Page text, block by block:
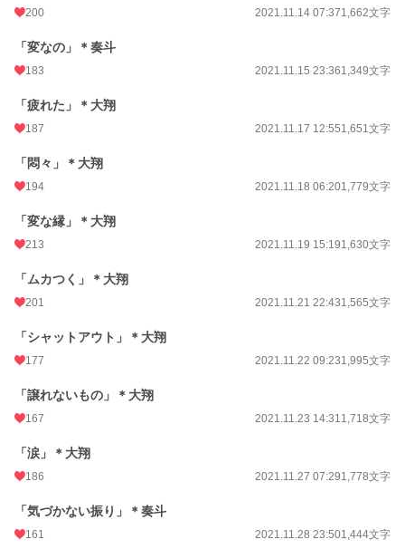
200 2021.11.14 07:371,662文字
「変なの」＊奏斗
183 2021.11.15 23:361,349文字
「疲れた」＊大翔
187 2021.11.17 12:551,651文字
「悶々」＊大翔
194 2021.11.18 06:201,779文字
「変な縁」＊大翔
213 2021.11.19 15:191,630文字
「ムカつく」＊大翔
201 2021.11.21 22:431,565文字
「シャットアウト」＊大翔
177 2021.11.22 09:231,995文字
「譲れないもの」＊大翔
167 2021.11.23 14:311,718文字
「涙」＊大翔
186 2021.11.27 07:291,778文字
「気づかない振り」＊奏斗
161 2021.11.28 23:501,444文字